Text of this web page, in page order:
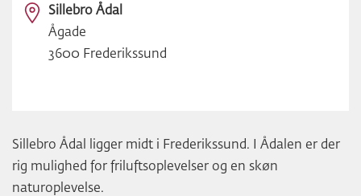
Sillebro Ådal
Ågade
3600 Frederikssund
Sillebro Ådal ligger midt i Frederikssund. I Ådalen er der
rig mulighed for friluftsoplevelser og en skøn
naturoplevelse.